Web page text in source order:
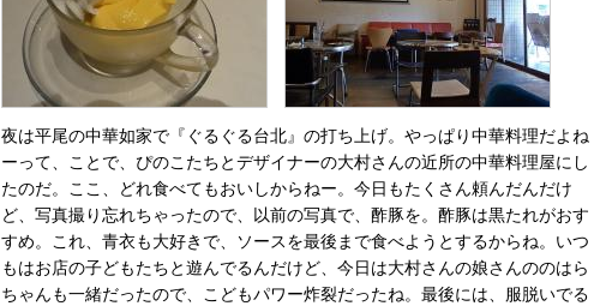
夜は平尾の中華如家で『ぐるぐる台北』の打ち上げ。やっぱり中華料理だよね
ーって、ことで、ぴのこたちとデザイナーの大村さんの近所の中華料理屋にし
たのだ。ここ、どれ食べてもおいしからねー。今日もたくさん頼んだんだけ
ど、写真撮り忘れちゃったので、以前の写真で、酢豚を。酢豚は黒たれがおす
すめ。これ、青衣も大好きで、ソースを最後まで食べようとするからね。いつ
もはお店の子どもたちと遊んでるんだけど、今日は大村さんの娘さんののはら
ちゃんも一緒だったので、こどもパワー炸裂だったね。最後には、服脱いでる